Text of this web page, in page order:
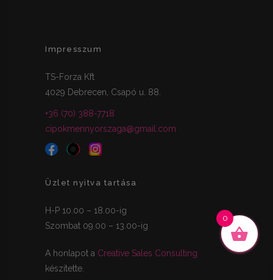
Impresszum
TS-Forza Kft
4029 Debrecen, Csapó u. 88.
+36 (70) 388-7718
cipokmennyorszaga@gmail.com
Üzlet nyitva tartása
H-P 10.00 – 18.00-ig
Szombat 09.00 – 13.00-ig
A honlapot a Creative Sales Consulting
készítette.
0